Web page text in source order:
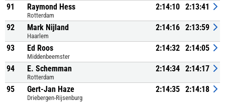
91 Raymond Hess
Rotterdam
2:14:10 2:13:41
92 Mark Nijland
Haarlem
2:14:16 2:13:59
93 Ed Roos
Middenbeemster
2:14:32 2:14:05
94 E. Schemman
Rotterdam
2:14:34 2:14:17
95 Gert-Jan Haze
Driebergen-Rijsenburg
2:14:35 2:14:18